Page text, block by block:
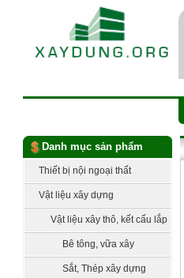
Danh mục sản phẩm
Thiết bị nội ngoại thất
Vật liệu xây dựng
Vật liệu xây thô, kết cấu lắp
Bê tông, vữa xây
Sắt, Thép xây dựng